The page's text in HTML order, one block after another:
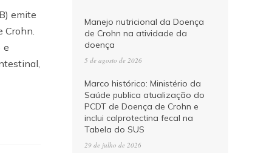
emite
Crohn.
e
Manejo nutricional da Doença
de Crohn na atividade da
doença
5 de agosto de 2026
Marco histórico: Ministério da
Saúde publica atualização do
PCDT de Doença de Crohn e
inclui calprotectina fecal na
Tabela do SUS
29 de julho de 2026